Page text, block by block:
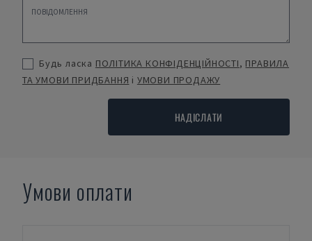
Будь ласка ПОЛІТИКА КОНФІДЕНЦІЙНОСТІ, ПРАВИЛА
ТА УМОВИ ПРИДБАННЯ і УМОВИ ПРОДАЖУ
НАДІСЛАТИ
Умови оплати